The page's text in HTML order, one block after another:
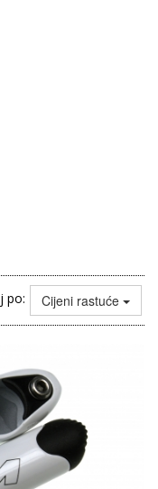
po: Cijeni rastuće